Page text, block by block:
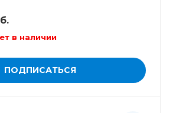
в наличии
ПОДПИСАТЬСЯ